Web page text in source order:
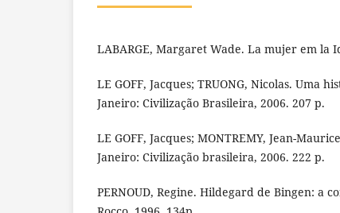
LABARGE, Margaret Wade. La mujer em la
LE GOFF, Jacques; TRUONG, Nicolas. Uma
Janeiro: Civilização Brasileira, 2006. 207 p.
LE GOFF, Jacques; MONTREMY, Jean-
Janeiro: Civilização brasileira, 2006. 222 p.
PERNOUD, Regine. Hildegard de Bingen: a